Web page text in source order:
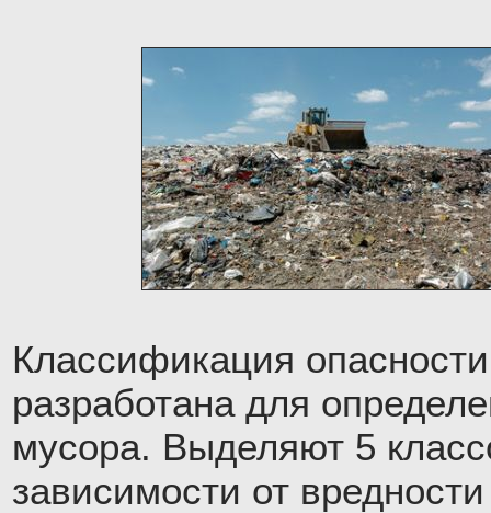
Классификация
разработана для
мусора. Выделяют 5
зависимости от